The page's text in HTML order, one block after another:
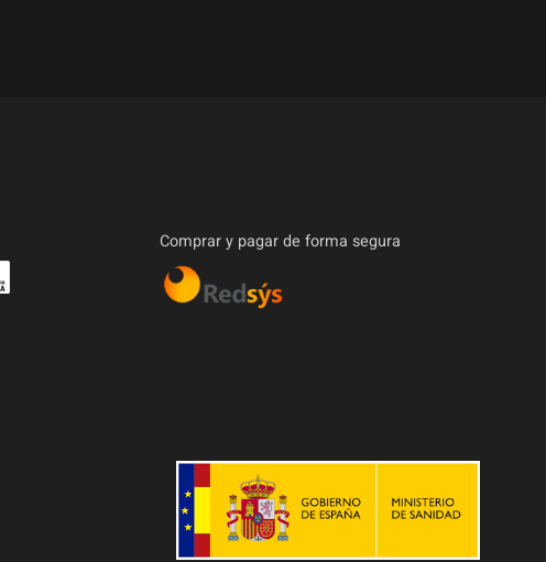
Comprar y pagar de forma segura